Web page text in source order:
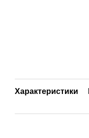
Характеристики